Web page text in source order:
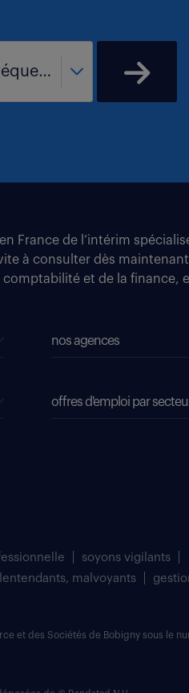
- sélectionner une fréquence -
France de l’intérim
à consulter dès
comptabilité et de la finance,
nos agences
offres d'emploi par
soyons vigilants
malvoyants
et des Sociétés de Bobigny sous le